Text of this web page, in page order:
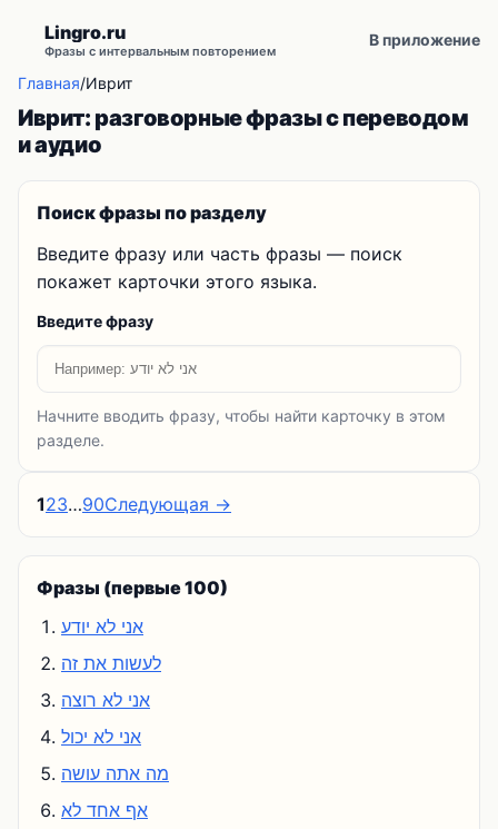
Lingro.ru
Фразы с интервальным повторением
В приложение
Главная/Иврит
Иврит: разговорные фразы с переводом
и аудио
Поиск фразы по разделу
Введите фразу или часть фразы — поиск
покажет карточки этого языка.
Введите фразу
Начните вводить фразу, чтобы найти карточку в этом
разделе.
123…90Следующая →
Фразы (первые 100)
אני לא יודע
לעשות את זה
אני לא רוצה
אני לא יכול
מה אתה עושה
אף אחד לא